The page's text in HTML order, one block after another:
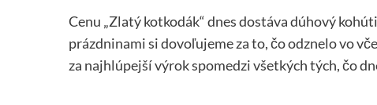
Cenu „Zlatý kotkodák“ dnes dostáva dúhový
prázdninami si dovoľujeme za to, čo odznelo vo
za najhlúpejší výrok spomedzi všetkých tých, čo